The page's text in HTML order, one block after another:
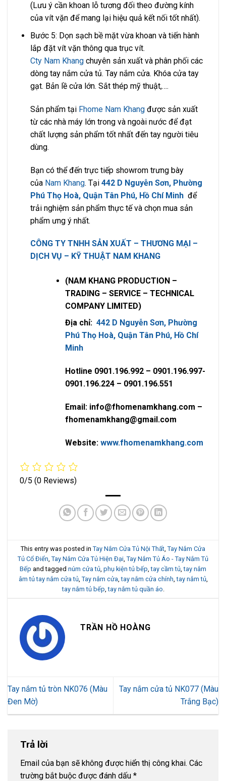
(Lưu ý cần khoan lỗ tương đối theo đường kính
của vít vặn để mang lại hiệu quả kết nối tốt nhất).
Bước 5: Dọn sạch bề mặt vừa khoan và tiến hành
lắp đặt vít vặn thông qua trục vít.
Cty Nam Khangchuyên sản xuất và phân phối các
dòng tay nắm cửa tủ. Tay nắm cửa. Khóa cửa tay
gạt. Bản lề cửa lớn. Sắt thép mỹ thuật,….
Sản phẩm tại Fhome Nam Khangđược sản xuất
từ các nhà máy lớn trong và ngoài nước để đạt
chất lượng sản phẩm tốt nhất đến tay người tiêu
dùng.
Bạn có thể đến trực tiếp showrom trưng bày
của Nam Khang. Tại 442 D Nguyễn Sơn, Phường
Phú Thọ Hoà, Quận Tân Phú, Hồ Chí Minh để
trải nghiệm sản phẩm thực tế và chọn mua sản
phẩm ưng ý nhất.
CÔNG TY TNHH SẢN XUẤT – THƯƠNG MẠI –
DỊCH VỤ – KỸ THUẬT NAM KHANG
(NAM KHANG PRODUCTION –
TRADING – SERVICE – TECHNICAL
COMPANY LIMITED)
Địa chỉ: 442 D Nguyễn Sơn, Phường
Phú Thọ Hoà, Quận Tân Phú, Hồ Chí
Minh
Hotline 0901.196.992 – 0901.196.997-
0901.196.224 – 0901.196.551
Email: info@fhomenamkhang.com –
fhomenamkhang@gmail.com
Website: www.fhomenamkhang.com
0/5 (0 Reviews)
This entry was posted in Tay Nắm Cửa Tủ Nội Thất Tay Nắm Cửa
Tủ Cổ Điển Tay Nắm Cửa Tủ Hiện Đại Tay Nắm Tủ Áo - Tay Nắm Tủ
Bếp and tagged núm cửa tủ phụ kiện tủ bếp ,tay cầm tủ ,tay nắm
âm tủ tay nắm cửa tủ, Tay nắm cửa ,tay nắm cửa chính ,tay nắm tủ,
tay nắm tủ bếp ,tay nắm tủ quần áo
TRẦN HỒ HOÀNG
Tay nắm tủ tròn NK076 (Màu
Đen Mờ)
Tay nắm cửa tủ NK077 (Màu
Trắng Bạc)
Trả lời
Email của bạn sẽ không được hiển thị công khai. Các
trường bắt buộc được đánh dấu *